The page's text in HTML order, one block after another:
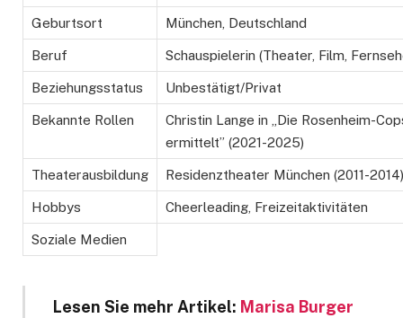
Geburtsort München, Deutschland
Beruf Schauspielerin (Theater, Film,
Beziehungsstatus Unbestätigt/Privat
Bekannte Rollen
Christin Lange in „Die Rosenheim-
ermittelt” (2021-2025)
Theaterausbildung Residenztheater München (2011-2014)
Hobbys Cheerleading, Freizeitaktivitäten
Soziale Medien
Lesen Sie mehr Artikel: Marisa Burger